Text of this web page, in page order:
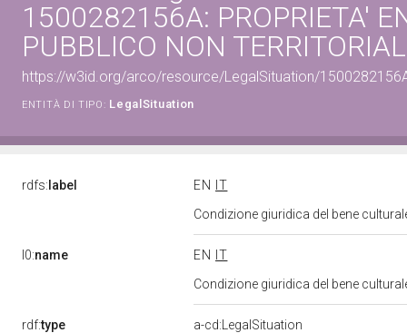
1500282156A: PROPRIETA'
PUBBLICO NON
https://w3id.org/arco/resource/LegalSituation/
ENTITÀ DI TIPO: LegalSituation
rdfs: label EN
IT
Condizione giuridica del bene
l0:name EN
IT
Condizione giuridica del bene
rdf:type
a-cd:LegalSituation